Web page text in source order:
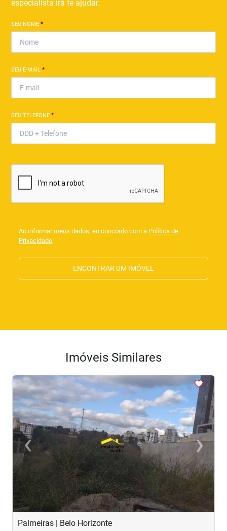
especialista irá te ajudar.
SEU NOME*
SEU E-MAIL*
SEU TELEFONE*
Ao informar meus dados, eu concordo com a Política de
Privacidade.
ENCONTRAR UM IMÓVEL
Imóveis Similares
<<<
‹Previous ›Next
Palmeiras | Belo Horizonte